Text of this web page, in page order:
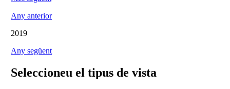
Any anterior
2019
Any següent
Seleccioneu el tipus de vista